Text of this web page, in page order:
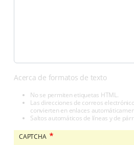
Acerca de formatos de texto
No se permiten etiquetas HTML.
Las direcciones de correos
convierten en enlaces
Saltos automáticos de líneas y de
CAPTCHA